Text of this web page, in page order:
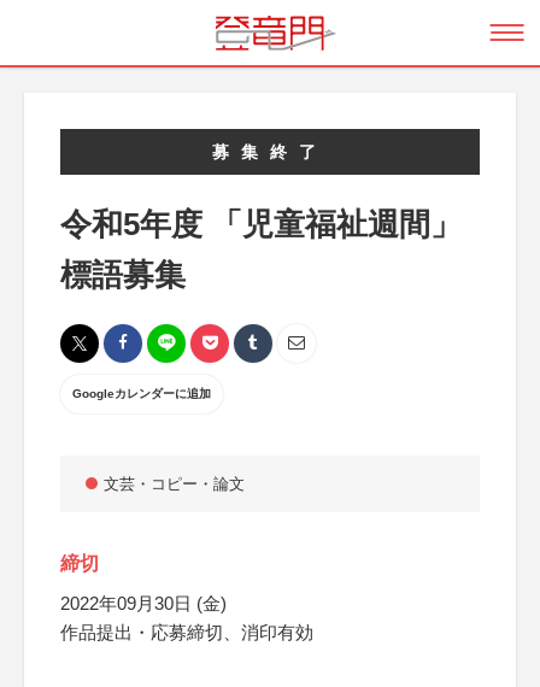
募集終了
令和5年度 「児童福祉週間」
標語募集
Googleカレンダーに追加
文芸・コピー・論文
締切
2022年09月30日 (金)
作品提出・応募締切、消印有効